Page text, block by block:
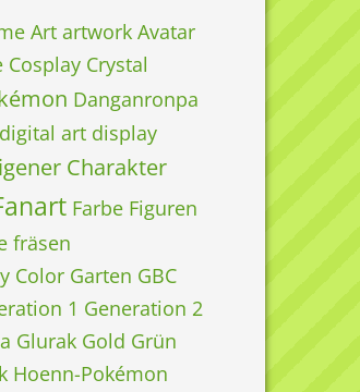
Art artwork Avatar
Cosplay Crystal
Danganronpa
digital art display
Charakter
Farbe Figuren
fräsen
Color Garten GBC
1 Generation 2
Glurak Gold Grün
Hoenn-Pokémon